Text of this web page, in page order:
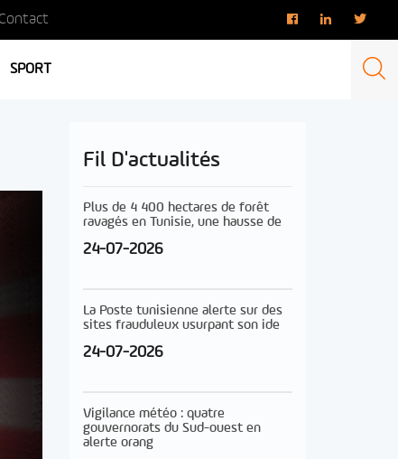
Contact
SPORT
Fil D'actualités
Plus de 4 400 hectares de forêt
ravagés en Tunisie, une hausse de
24-07-2026
La Poste tunisienne alerte sur des
sites frauduleux usurpant son ide
24-07-2026
Vigilance météo : quatre
gouvernorats du Sud-ouest en
alerte orang